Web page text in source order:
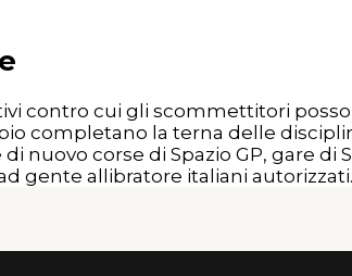
contro cui gli scommettitori
completano la terna delle
nuovo corse di Spazio GP, gare di
gente allibratore italiani autorizzati.